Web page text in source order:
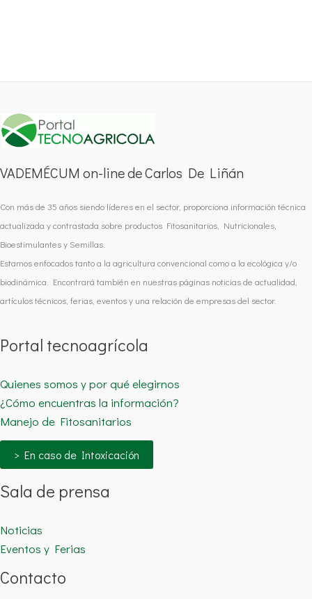
VADEMÉCUM on-line de Carlos De Liñán
Con más de 35 años siendo líderes en el sector, proporciona información técnica
actualizada y contrastada sobre productos Fitosanitarios, Nutricionales,
Bioestimulantes y Semillas.
Estamos enfocados tanto a la agricultura convencional como a la ecológica y/o
biodinámica. Encontrará también en nuestras páginas noticias de actualidad,
artículos técnicos, ferias, eventos y una relación de empresas del sector.
Portal tecnoagrícola
Quienes somos y por qué elegirnos
¿Cómo encuentras la información?
Manejo de Fitosanitarios
> En caso de Intoxicación
Sala de prensa
Noticias
Eventos y Ferias
Contacto